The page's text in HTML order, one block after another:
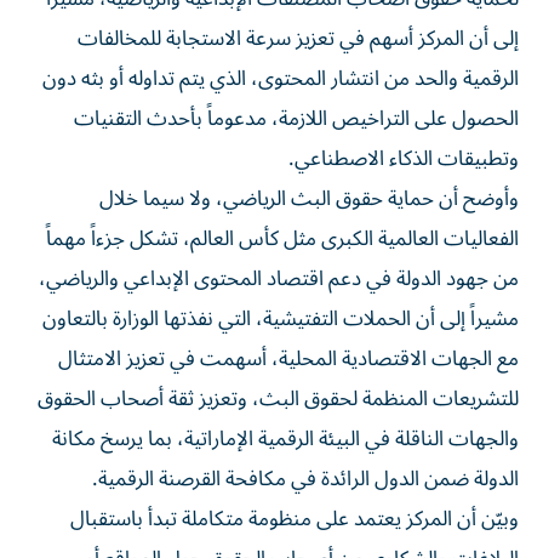
إلى أن المركز أسهم في تعزيز سرعة الاستجابة للمخالفات
الرقمية والحد من انتشار المحتوى، الذي يتم تداوله أو بثه دون
الحصول على التراخيص اللازمة، مدعوماً بأحدث التقنيات
وتطبيقات الذكاء الاصطناعي.
وأوضح أن حماية حقوق البث الرياضي، ولا سيما خلال
الفعاليات العالمية الكبرى مثل كأس العالم، تشكل جزءاً مهماً
من جهود الدولة في دعم اقتصاد المحتوى الإبداعي والرياضي،
مشيراً إلى أن الحملات التفتيشية، التي نفذتها الوزارة بالتعاون
مع الجهات الاقتصادية المحلية، أسهمت في تعزيز الامتثال
للتشريعات المنظمة لحقوق البث، وتعزيز ثقة أصحاب الحقوق
والجهات الناقلة في البيئة الرقمية الإماراتية، بما يرسخ مكانة
الدولة ضمن الدول الرائدة في مكافحة القرصنة الرقمية.
وبيّن أن المركز يعتمد على منظومة متكاملة تبدأ باستقبال